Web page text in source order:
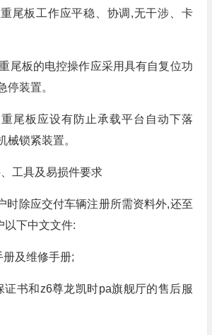
尾板工作应平稳、协调,无干涉、卡
尾板的电控操作应采用具有自复位功
停装置。
尾板应设有防止承载平台自动下落
械锁紧装置。
工具及易损件要求
时除应交付车辆注册所需资料外,还至
以下中文文件:
及维修手册;
证书和z6尊龙凯时pa旗舰厅的售后服